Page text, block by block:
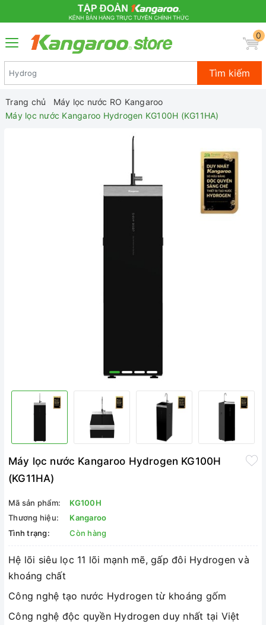
0
Tìm kiếm
Trang chủ
Máy lọc nước RO Kangaroo
Máy lọc nước Kangaroo Hydrogen KG100H (KG11HA)
Máy lọc nước Kangaroo Hydrogen KG100H
(KG11HA)
Mã sản phẩm:
KG100H
Thương hiệu:
Kangaroo
Tình trạng:
Còn hàng
Hệ lõi siêu lọc 11 lõi mạnh mẽ, gấp đôi Hydrogen và
khoáng chất
Công nghệ tạo nước Hydrogen từ khoáng gốm
Công nghệ độc quyền Hydrogen duy nhất tại Việt